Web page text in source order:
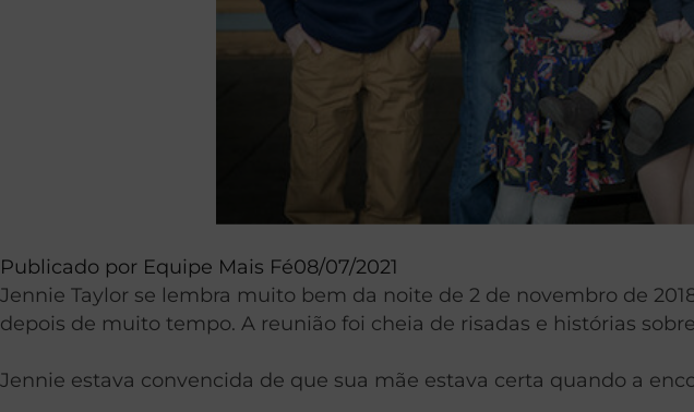
Publicado por Equipe Mais Fé08/07/2021
Jennie Taylor se lembra muito bem da noite de 2 de novembro de
depois de muito tempo. A reunião foi cheia de risadas e histórias
Jennie estava convencida de que sua mãe estava certa quando a